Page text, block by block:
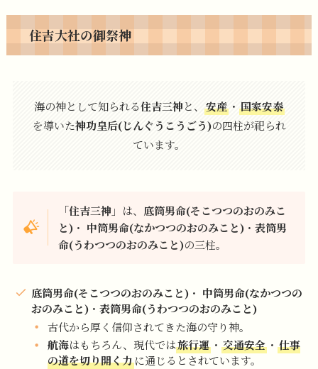
住吉大社の御祭神
海の神として知られる住吉三神と、 安産・ 国家安泰
を導いた神功皇后(じんぐうこうごう)の四柱が祀られ
ています。
「住吉三神」は、 底筒男命(そこつつのおのみこ
と)・ 中筒男命(なかつつのおのみこと)・ 表筒男
命(うわつつのおのみこと)の三柱。
底筒男命(そこつつのおのみこと) ・ 中筒男命(なかつつの
おのみこと) ・表筒男命(うわつつのおのみこと)
古代から厚く信仰されてきた海の守り神。
航海はもちろん、現代では旅行運・ 交通安全・ 仕事
の道を切り開く力に通じるとされています。